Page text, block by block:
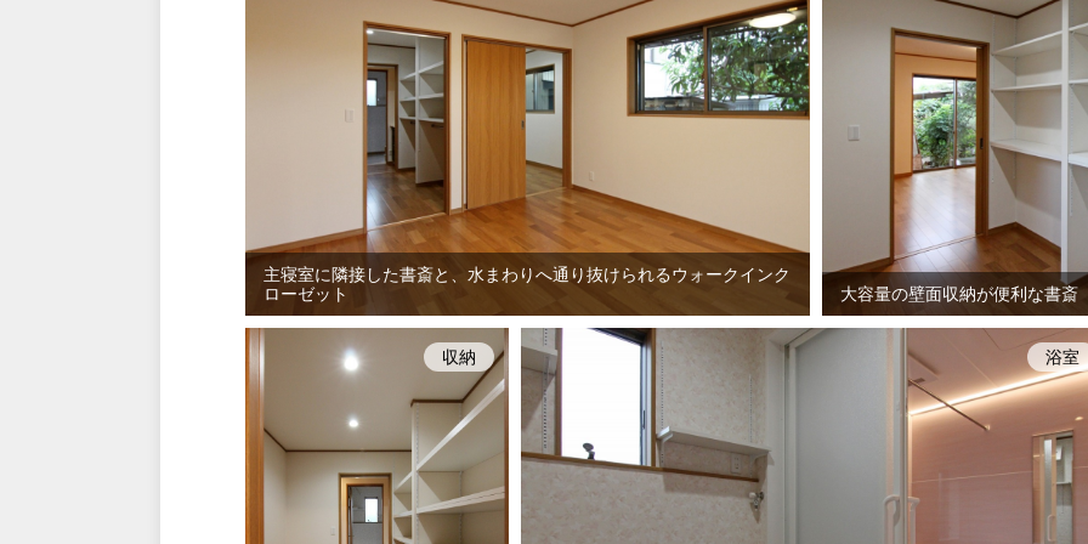
主寝室に隣接した書斎と、水まわりへ通り抜けられるウォークインク
ローゼット
大容量の壁面収納が便利な書斎
収納 浴室